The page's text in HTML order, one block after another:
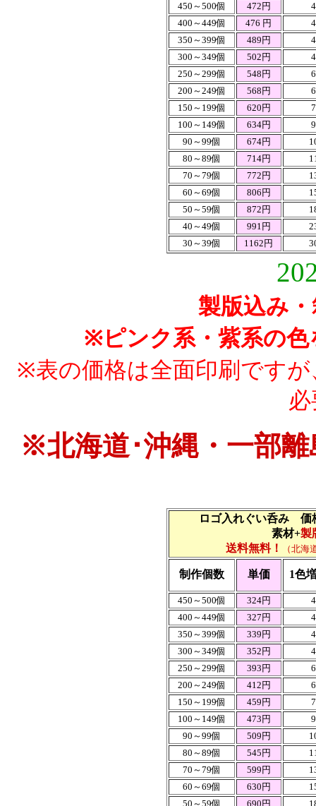
450～500個 472円
400～449個
476 円
350～399個
489円
300～349個
502円
250～299個
548円
200～249個
568円
150～199個
620円
100～149個
634円
90～99個
674円
80～89個
714円
70～79個
772円
60～69個
806円
50～59個
872円
40～49個
991円
30～39個
1162円
製版込み
※ピンク系・紫系の色
※表の価格は全面印刷です
※北海道･沖縄・一部
ロゴ入れぐい呑み 価
素材+製
送料無料！
（北海
制作個数 単価 1色
450～500個 324円
400～449個
327円
350～399個
339円
300～349個
352円
250～299個
393円
200～249個
412円
150～199個
459円
100～149個
473円
90～99個
509円
80～89個
545円
70～79個
599円
60～69個
630円
50～59個
690円